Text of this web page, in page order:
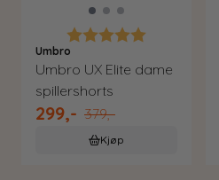
Karakter:
Umbro
Umbro UX Elite dame
spillershorts
299,- 379,-
Kjøp